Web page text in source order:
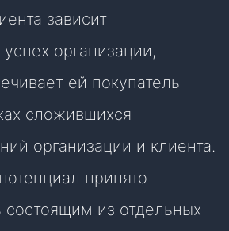
зависит
организации,
ей покупатель
сложившихся
организации и клиента.
принято
состоящим из отдельных